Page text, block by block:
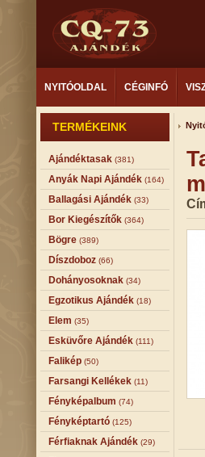
NYITÓOLDAL CÉGINFÓ
TERMÉKEINK
Ajándéktasak (381)
Anyák Napi Ajándék (164)
Ballagási Ajándék (33)
Bor Kiegészítők (364)
Bögre (389)
Díszdoboz (66)
Dohányosoknak (34)
Egzotikus Ajándék (18)
Elem (35)
Esküvőre Ajándék (111)
Falikép (50)
Farsangi Kellékek (11)
Fényképalbum (74)
Fényképtartó (125)
Férfiaknak Ajándék (29)